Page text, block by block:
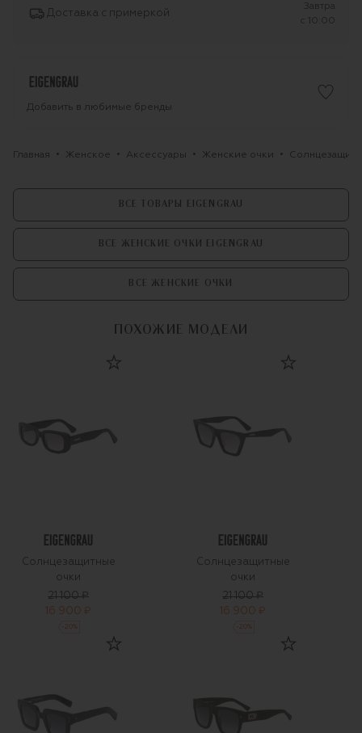
Доставка с примеркой
Завтра
c 10:00
Добавить в любимые бренды
Главная Женское Аксессуары Женские очки
ВСЕ ТОВАРЫ EIGENGRAU
ВСЕ ЖЕНСКИЕ ОЧКИ EIGENGRAU
ВСЕ ЖЕНСКИЕ ОЧКИ
ПОХОЖИЕ МОДЕЛИ
Солнцезащитные
очки
21 100 ₽
16 900 ₽
20 %
Солнцезащитные
очки
21 100 ₽
16 900 ₽
20 %